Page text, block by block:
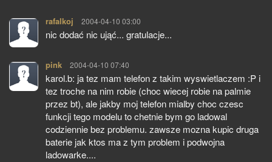
rafalkoj pisze:
2004-04-10 03:00
nic dodać nic ująć... gratulacje...
pink pisze:
2004-04-10 07:40
karol.b: ja tez mam telefon z takim wyswietlaczem :P i
tez troche na nim robie (choc wiecej robie na palmie
przez bt), ale jakby moj telefon mialby choc czesc
funkcji tego modelu to chetnie bym go ladowal
codziennie bez problemu. zawsze mozna kupic druga
baterie jak ktos ma z tym problem i podwojna
ladowarke....